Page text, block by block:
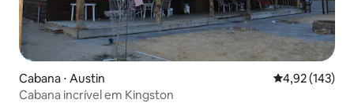
Cabana ⋅ Austin 4,92 de uma
4,92 (143)
Cabana incrível em Kingston